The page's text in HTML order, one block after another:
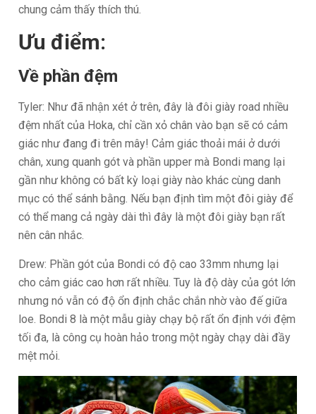
chung cảm thấy thích thú.
Ưu điểm:
Về phần đệm
Tyler: Như đã nhận xét ở trên, đây là đôi giày road nhiều
đệm nhất của Hoka, chỉ cần xỏ chân vào bạn sẽ có cảm
giác như đang đi trên mây! Cảm giác thoải mái ở dưới
chân, xung quanh gót và phần upper mà Bondi mang lại
gần như không có bất kỳ loại giày nào khác cùng danh
mục có thể sánh bằng. Nếu bạn định tìm một đôi giày để
có thể mang cả ngày dài thì đây là một đôi giày bạn rất
nên cân nhắc.
Drew: Phần gót của Bondi có độ cao 33mm nhưng lại
cho cảm giác cao hơn rất nhiều. Tuy là độ dày của gót lớn
nhưng nó vẫn có độ ổn định chắc chắn nhờ vào đế giữa
loe. Bondi 8 là một mẫu giày chạy bộ rất ổn định với đệm
tối đa, là công cụ hoàn hảo trong một ngày chạy dài đầy
mệt mỏi.